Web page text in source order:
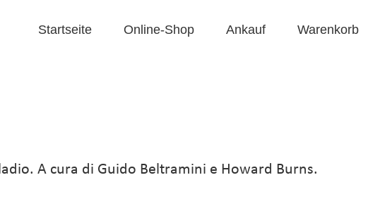
Startseite Online-Shop Ankauf Warenkorb
A cura di Guido Beltramini e Howard Burns.